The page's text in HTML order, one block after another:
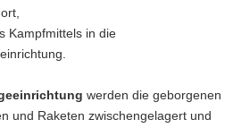
Kampfmittels in die
werden die geborgenen
und Raketen zwischengelagert und